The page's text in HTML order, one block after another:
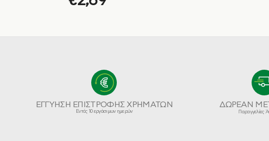
ΕΓΓΥΗΣΗ ΕΠΙΣΤΡΟΦΗΣ ΧΡΗΜΑΤΩΝ
Εντός 10 εργάσιμων ημερών
ΔΩΡΕΑΝ
Παραγγελίες